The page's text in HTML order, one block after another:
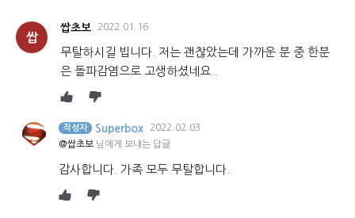
쌉
쌉초보 2022.01.16
무탈하시길 빕니다. 저는 괜찮았는데 가까운 분 중 한분
은 돌파감염으로 고생하셨네요..
작성자 Superbox
2022.02.03
@쌉초보 님에게 보내는 답글
감사합니다. 가족 모두 무탈합니다.